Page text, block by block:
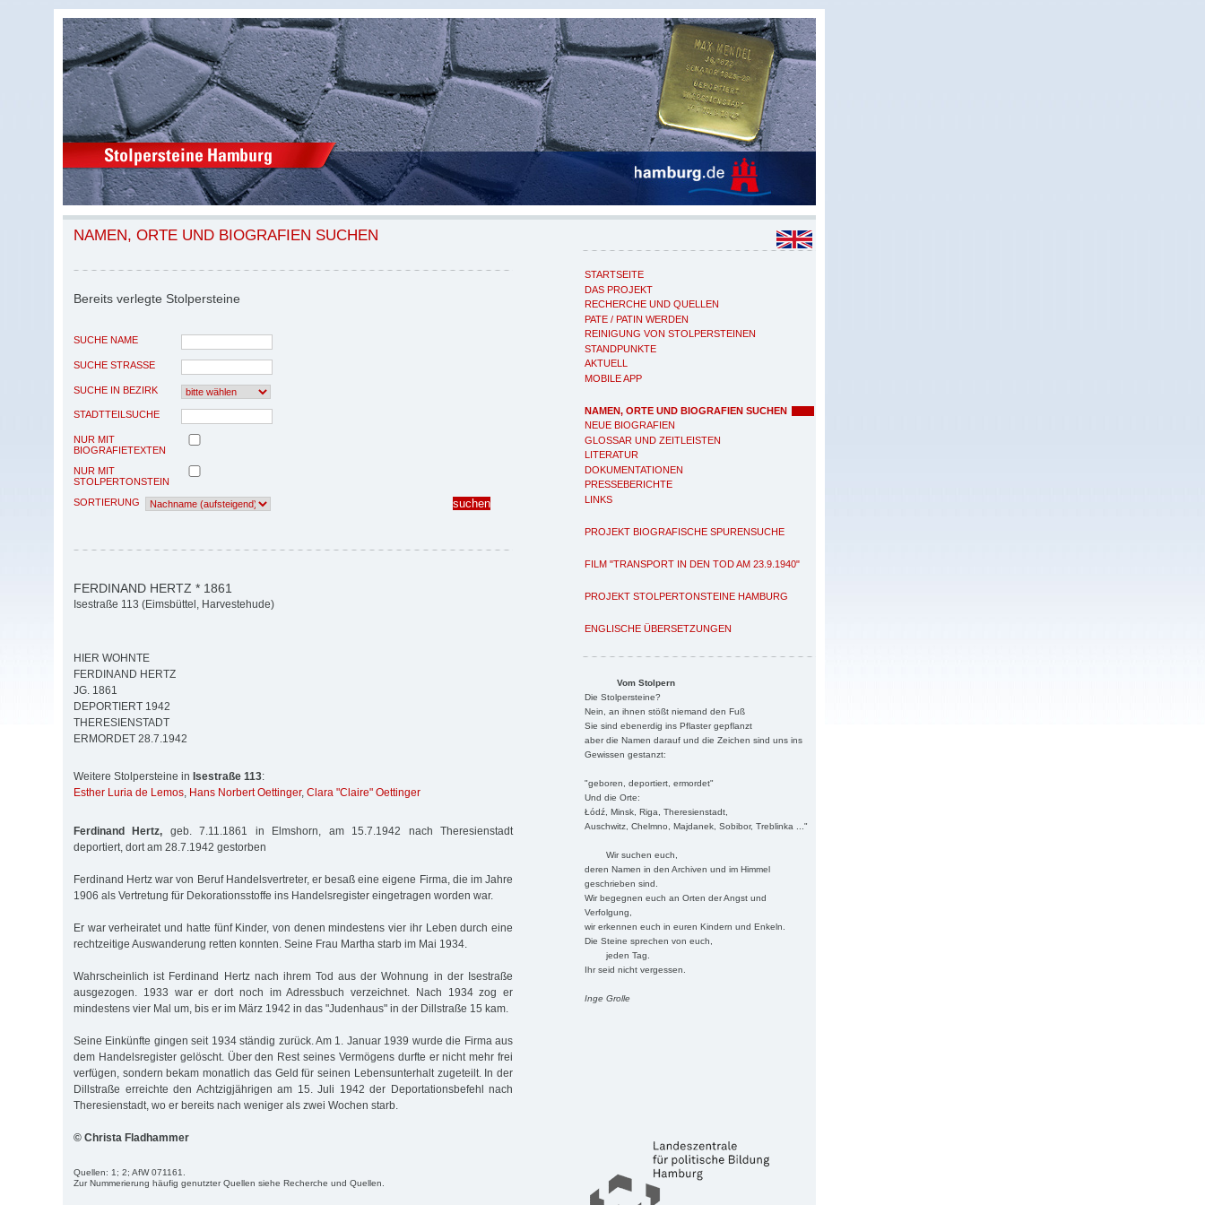
STARTSEITE
DAS PROJEKT
RECHERCHE UND QUELLEN
PATE / PATIN WERDEN
REINIGUNG VON STOLPERSTEINEN
STANDPUNKTE
AKTUELL
MOBILE APP
NAMEN, ORTE UND BIOGRAFIEN SUCHEN
NEUE BIOGRAFIEN
GLOSSAR UND ZEITLEISTEN
LITERATUR
DOKUMENTATIONEN
PRESSEBERICHTE
LINKS
PROJEKT BIOGRAFISCHE SPURENSUCHE
FILM "TRANSPORT IN DEN TOD AM 23.9.1940"
PROJEKT STOLPERTONSTEINE HAMBURG
ENGLISCHE ÜBERSETZUNGEN
Vom Stolpern
Die Stolpersteine?
Nein, an ihnen stößt niemand den Fuß
Sie sind ebenerdig ins Pflaster gepflanzt
aber die Namen darauf und die Zeichen sind uns ins
Gewissen gestanzt:
"geboren, deportiert, ermordet"
Und die Orte:
Łódź, Minsk, Riga, Theresienstadt,
Auschwitz, Chelmno, Majdanek, Sobibor, Treblinka ..."
Wir suchen euch,
deren Namen in den Archiven und im Himmel
geschrieben sind.
Wir begegnen euch an Orten der Angst und
Verfolgung,
wir erkennen euch in euren Kindern und Enkeln.
Die Steine sprechen von euch,
jeden Tag.
Ihr seid nicht vergessen.
Inge Grolle
NAMEN, ORTE UND BIOGRAFIEN SUCHEN
Bereits verlegte Stolpersteine
SUCHE NAME
SUCHE STRASSE
SUCHE IN BEZIRK
STADTTEILSUCHE
NUR MIT
BIOGRAFIETEXTEN
NUR MIT
STOLPERTONSTEIN
SORTIERUNG
FERDINAND HERTZ * 1861
Isestraße 113 (Eimsbüttel, Harvestehude)
HIER WOHNTE
FERDINAND HERTZ
JG. 1861
DEPORTIERT 1942
THERESIENSTADT
ERMORDET 28.7.1942
Weitere Stolpersteine in Isestraße 113:
Esther Luria de Lemos, Hans Norbert Oettinger, Clara "Claire" Oettinger
Ferdinand Hertz, geb. 7.11.1861 in Elmshorn, am 15.7.1942 nach Theresienstadt
deportiert, dort am 28.7.1942 gestorben
Ferdinand Hertz war von Beruf Handelsvertreter, er besaß eine eigene Firma, die im Jahre
1906 als Vertretung für Dekorationsstoffe ins Handelsregister eingetragen worden war.
Er war verheiratet und hatte fünf Kinder, von denen mindestens vier ihr Leben durch eine
rechtzeitige Auswanderung retten konnten. Seine Frau Martha starb im Mai 1934.
Wahrscheinlich ist Ferdinand Hertz nach ihrem Tod aus der Wohnung in der Isestraße
ausgezogen. 1933 war er dort noch im Adressbuch verzeichnet. Nach 1934 zog er
mindestens vier Mal um, bis er im März 1942 in das "Judenhaus" in der Dillstraße 15 kam.
Seine Einkünfte gingen seit 1934 ständig zurück. Am 1. Januar 1939 wurde die Firma aus
dem Handelsregister gelöscht. Über den Rest seines Vermögens durfte er nicht mehr frei
verfügen, sondern bekam monatlich das Geld für seinen Lebensunterhalt zugeteilt. In der
Dillstraße erreichte den Achtzigjährigen am 15. Juli 1942 der Deportationsbefehl nach
Theresienstadt, wo er bereits nach weniger als zwei Wochen starb.
© Christa Fladhammer
Quellen: 1; 2; AfW 071161.
Zur Nummerierung häufig genutzter Quellen siehe Recherche und Quellen.